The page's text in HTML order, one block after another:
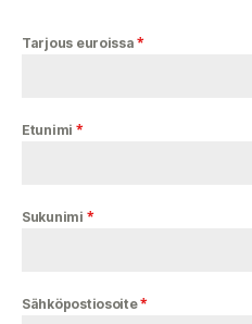
Tarjous euroissa*
Etunimi *
Sukunimi *
Sähköpostiosoite*